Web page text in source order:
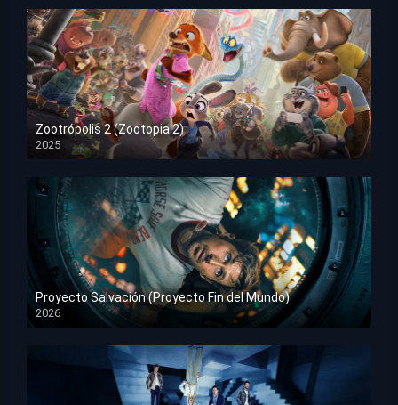
Zootrópolis 2 (Zootopia 2)
2025
HD 1080p
Proyecto Salvación (Proyecto Fin del Mundo)
2026
HD 1080p